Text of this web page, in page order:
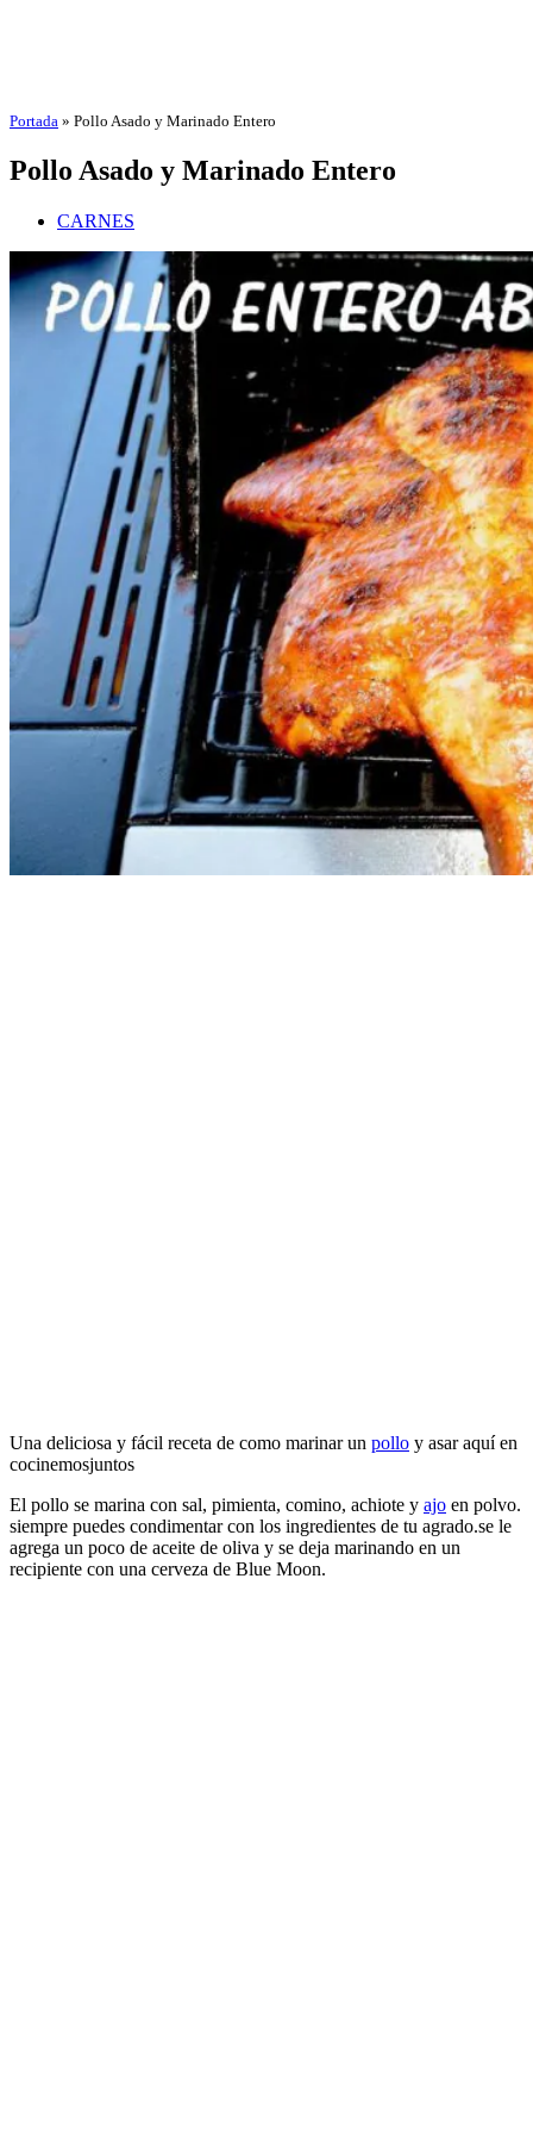
Portada » Pollo Asado y Marinado Entero
Pollo Asado y Marinado Entero
CARNES
Una deliciosa y fácil receta de como marinar un pollo y asar aquí en
cocinemosjuntos
El pollo se marina con sal, pimienta, comino, achiote y ajo en polvo.
siempre puedes condimentar con los ingredientes de tu agrado.se le
agrega un poco de aceite de oliva y se deja marinando en un
recipiente con una cerveza de Blue Moon.